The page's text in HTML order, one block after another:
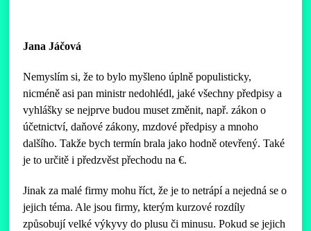
Jana Jáčová
Nemyslím si, že to bylo myšleno úplně populisticky,
nicméně asi pan ministr nedohlédl, jaké všechny předpisy a
vyhlášky se nejprve budou muset změnit, např. zákon o
účetnictví, daňové zákony, mzdové předpisy a mnoho
dalšího. Takže bych termín brala jako hodně otevřený. Také
je to určitě i předzvěst přechodu na €.
Jinak za malé firmy mohu říct, že je to netrápí a nejedná se o
jejich téma. Ale jsou firmy, kterým kurzové rozdíly
způsobují velké výkyvy do plusu či minusu. Pokud se jejich